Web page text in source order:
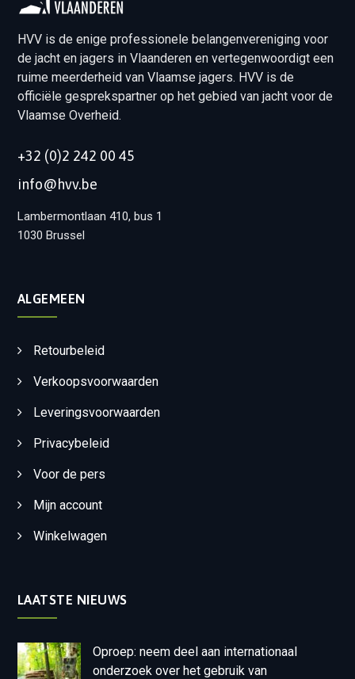
HVV is de enige professionele belangenvereniging voor
de jacht en jagers in Vlaanderen en vertegenwoordigt een
ruime meerderheid van Vlaamse jagers. HVV is de
officiële gesprekspartner op het gebied van jacht voor de
Vlaamse Overheid.
+32 (0)2 242 00 45
info@hvv.be
Lambermontlaan 410, bus 1
1030 Brussel
ALGEMEEN
Retourbeleid
Verkoopsvoorwaarden
Leveringsvoorwaarden
Privacybeleid
Voor de pers
Mijn account
Winkelwagen
LAATSTE NIEUWS
Oproep: neem deel aan internationaal
onderzoek over het gebruik van